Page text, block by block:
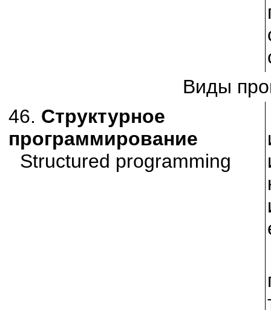
Виды
46. Структурное
программирование
Structured programming